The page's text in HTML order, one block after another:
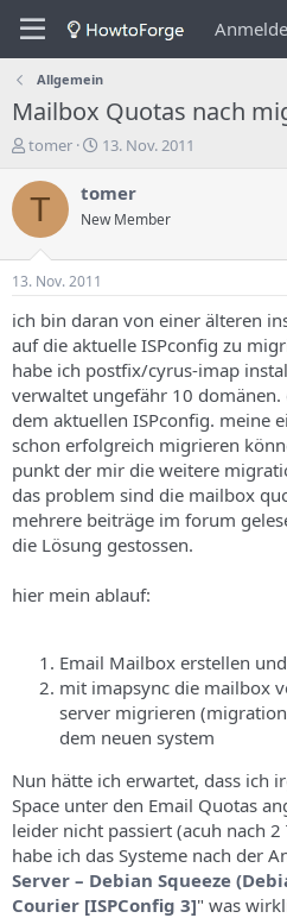
Allgemein
Mailbox Quotas nach
E
s
e
e
r
d
e
s
T
h
e
m
s
tomer
E
s
e
n
s
d
a
t
u
m
13. Nov. 2011
T tomer
New Member
13. Nov. 2011
ich bin daran von einer älteren
auf die aktuelle ISPconfig zu
habe ich postfix/cyrus-imap
verwaltet ungefähr 10 domänen.
dem aktuellen ISPconfig. meine
schon erfolgreich migrieren
punkt der mir die weitere
das problem sind die mailbox
mehrere beiträge im forum
die Lösung gestossen.
hier mein ablauf:
Email Mailbox erstellen
mit imapsync die mailbox
server migrieren
dem neuen system
Nun hätte ich erwartet, dass ich
Space unter den Email Quotas
leider nicht passiert (acuh nach
habe ich das Systeme nach der
Server – Debian Squeeze
Courier [ISPConfig 3]" was